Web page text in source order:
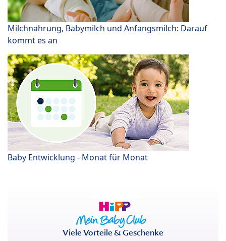
Milchnahrung, Babymilch und Anfangsmilch: Darauf
kommt es an
Baby Entwicklung - Monat für Monat
Viele Vorteile & Geschenke